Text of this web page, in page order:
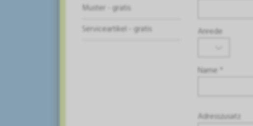
Muster - gratis
Serviceartikel - gratis
Anrede
Name *
Adresszusatz